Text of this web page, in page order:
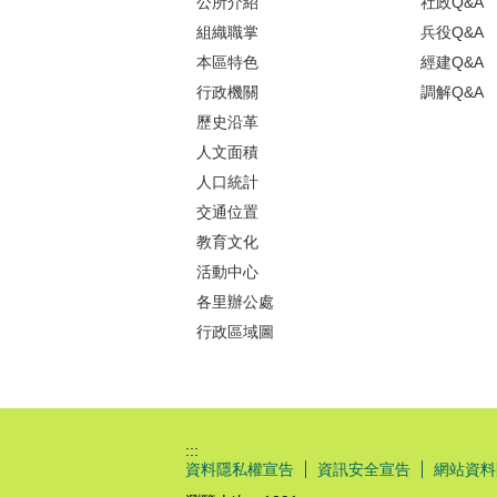
組織職掌
本區特色
行政機關
歷史沿革
人文面積
人口統計
交通位置
教育文化
活動中心
各里辦公處
行政區域圖
兵役Q&A
經建Q&A
調解Q&A
:::
資料隱私權宣告
資訊安全宣告
網站資